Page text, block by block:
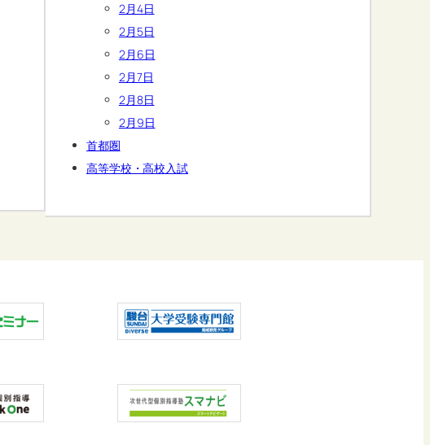
2月4日
2月5日
2月6日
2月7日
2月8日
2月9日
首都圏
高等学校・高校入試